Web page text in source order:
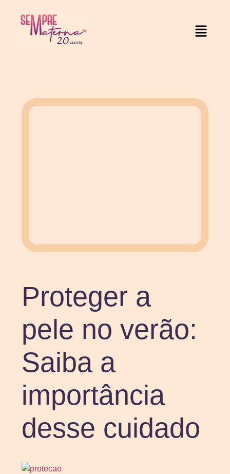
Proteger a
pele no verão:
Saiba a
importância
desse cuidado